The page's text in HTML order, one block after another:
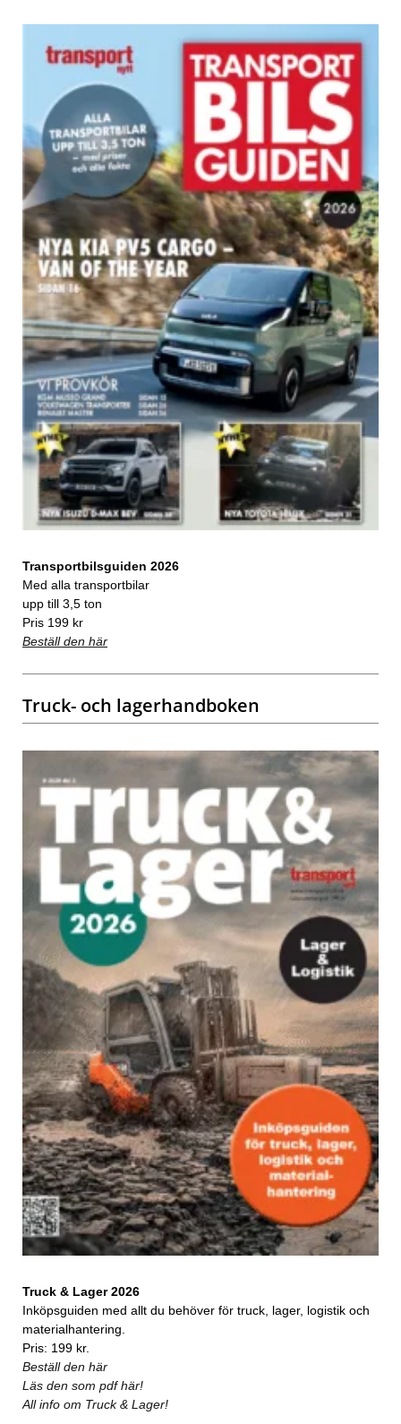
Transportbilsguiden 2026
Med alla transportbilar
upp till 3,5 ton
Pris 199 kr
Beställ den här
Truck- och lagerhandboken
Truck & Lager 2026
Inköpsguiden med allt du behöver för truck, lager, logistik och
materialhantering.
Pris: 199 kr.
Beställ den här
Läs den som pdf här!
All info om Truck & Lager!